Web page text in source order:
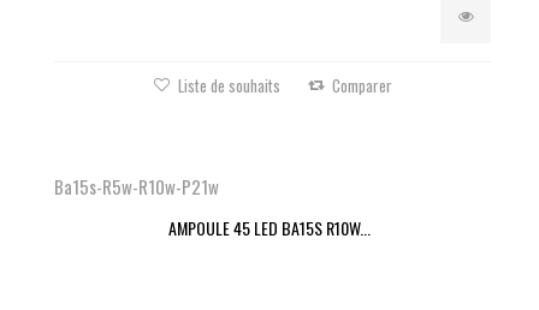
Liste de souhaits Comparer
Ba15s-R5w-R10w-P21w
AMPOULE 45 LED BA15S R10W...